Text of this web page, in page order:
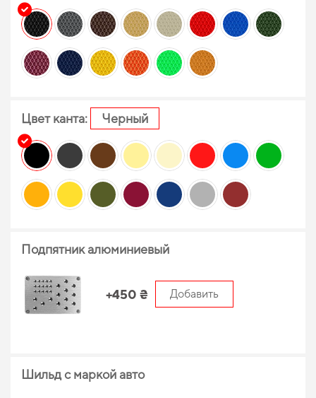
Цвет канта: Черный
Подпятник алюминиевый
+450 ₴ Добавить
Шильд с маркой авто